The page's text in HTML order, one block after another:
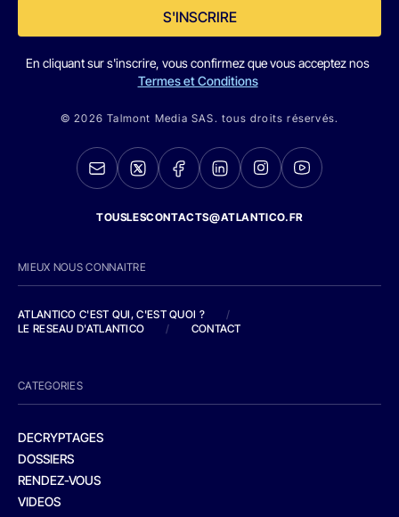
S'INSCRIRE
En cliquant sur s'inscrire, vous confirmez que vous acceptez nos
Termes et Conditions
© 2026 Talmont Media SAS. tous droits réservés.
TOUSLESCONTACTS@ATLANTICO.FR
MIEUX NOUS CONNAITRE
ATLANTICO C'EST QUI, C'EST QUOI ?
/
LE RESEAU D'ATLANTICO
/ CONTACT
CATEGORIES
DECRYPTAGES
DOSSIERS
RENDEZ-VOUS
VIDEOS